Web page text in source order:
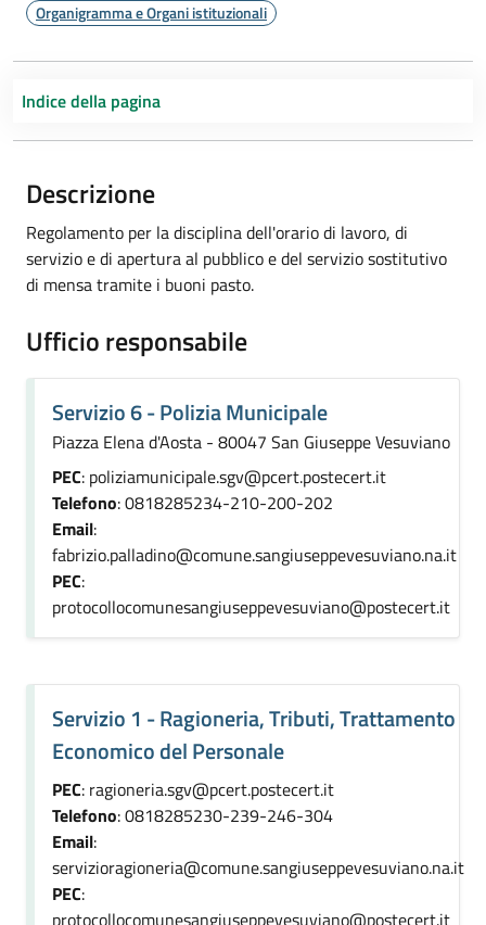
Organigramma e Organi istituzionali
Indice della pagina
Descrizione
Regolamento per la disciplina dell'orario di lavoro, di
servizio e di apertura al pubblico e del servizio sostitutivo
di mensa tramite i buoni pasto.
Ufficio responsabile
Servizio 6 - Polizia Municipale
Piazza Elena d'Aosta - 80047 San Giuseppe Vesuviano
PEC: poliziamunicipale.sgv@pcert.postecert.it
Telefono: 0818285234-210-200-202
Email:
fabrizio.palladino@comune.sangiuseppevesuviano.na.it
PEC:
protocollocomunesangiuseppevesuviano@postecert.it
Servizio 1 - Ragioneria, Tributi, Trattamento
Economico del Personale
PEC: ragioneria.sgv@pcert.postecert.it
Telefono: 0818285230-239-246-304
Email:
servizioragioneria@comune.sangiuseppevesuviano.na.it
PEC:
protocollocomunesangiuseppevesuviano@postecert.it